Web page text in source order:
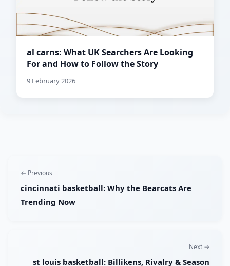
al carns: What UK Searchers Are Looking
For and How to Follow the Story
9 February 2026
← Previous
cincinnati basketball: Why the Bearcats Are
Trending Now
Next →
st louis basketball: Billikens, Rivalry & Season